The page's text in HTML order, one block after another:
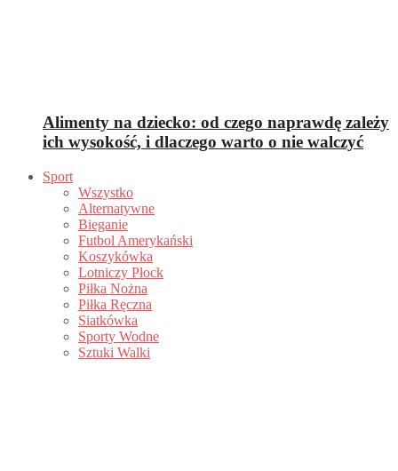
Alimenty na dziecko: od czego naprawdę zależy
ich wysokość, i dlaczego warto o nie walczyć
Sport
Wszystko
Alternatywne
Bieganie
Futbol Amerykański
Koszykówka
Lotniczy Płock
Piłka Nożna
Piłka Ręczna
Siatkówka
Sporty Wodne
Sztuki Walki